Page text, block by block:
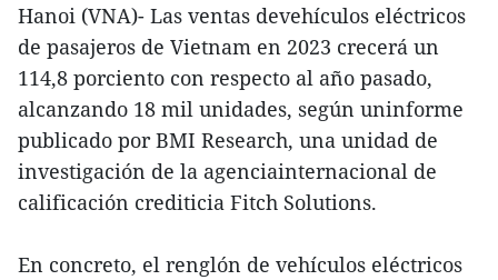
Hanoi (VNA)- Las ventas devehículos eléctricos
de pasajeros de Vietnam en 2023 crecerá un
114,8 porciento con respecto al año pasado,
alcanzando 18 mil unidades, según uninforme
publicado por BMI Research, una unidad de
investigación de la agenciainternacional de
calificación crediticia Fitch Solutions.
En concreto, el renglón de vehículos eléctricos